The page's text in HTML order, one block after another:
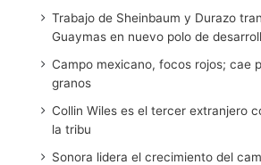
Trabajo de Sheinbaum y Durazo
Guaymas en nuevo polo de
Campo mexicano, focos rojos; cae
granos
Collin Wiles es el tercer extranjero
la tribu
Sonora lidera el crecimiento del